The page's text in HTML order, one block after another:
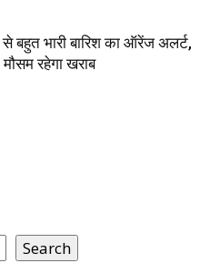
से बहुत भारी बारिश का ऑरेंज अलर्ट,
रहेगा खराब
Search